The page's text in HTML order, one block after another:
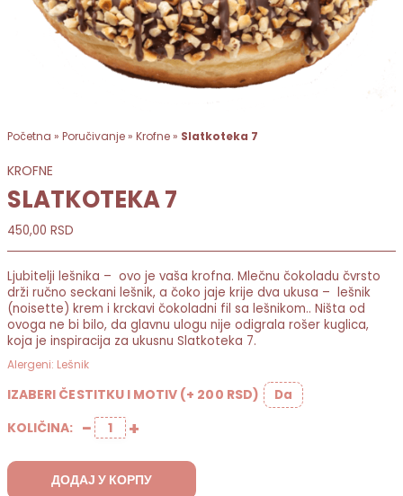
Početna » Poručivanje» Krofne» Slatkoteka 7
KROFNE
SLATKOTEKA 7
450,00 RSD
Ljubitelji lešnika – ovo je vaša krofna. Mlečnu čokoladu čvrsto
drži ručno seckani lešnik, a čoko jaje krije dva ukusa – lešnik
(noisette) krem i krckavi čokoladni fil sa lešnikom.. Ništa od
ovoga ne bi bilo, da glavnu ulogu nije odigrala rošer kuglica,
koja je inspiracija za ukusnu Slatkoteka 7.
Alergeni: Lešnik
IZABERI ČESTITKU I MOTIV (+ 200 RSD) Da
KOLIČINA: −
Slatkoteka 7 количина
+
ДОДАЈ У КОРПУ